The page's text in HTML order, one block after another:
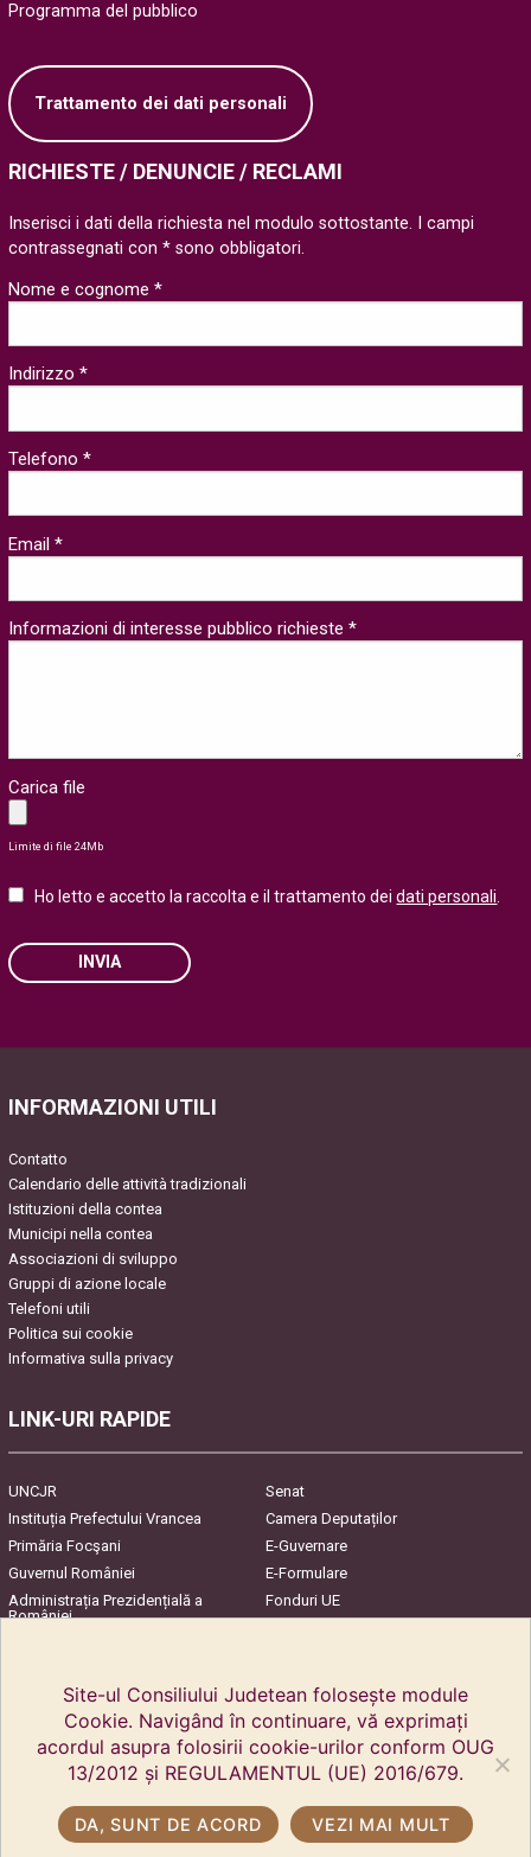
Programma del pubblico
Trattamento dei dati personali
RICHIESTE / DENUNCIE / RECLAMI
Inserisci i dati della richiesta nel modulo sottostante. I campi
contrassegnati con * sono obbligatori.
Nome e cognome *
Indirizzo *
Telefono *
Email *
Informazioni di interesse pubblico richieste *
Carica file
Limite di file 24Mb
Ho letto e accetto la raccolta e il trattamento deidati personali
INVIA
INFORMAZIONI UTILI
Contatto
Calendario delle attività tradizionali
Istituzioni della contea
Municipi nella contea
Associazioni di sviluppo
Gruppi di azione locale
Telefoni utili
Politica sui cookie
Informativa sulla privacy
LINK-URI RAPIDE
UNCJR
Senat
Instituția Prefectului Vrancea
Camera Deputaților
Primăria Focşani
E-Guvernare
Guvernul României
E-Formulare
Administrația Prezidențială a
României
Fonduri UE
Site-ul Consiliului Judetean folosește module
Cookie. Navigând în continuare, vă exprimați
acordul asupra folosirii cookie-urilor conform OUG
13/2012 și REGULAMENTUL (UE) 2016/679.
DA, SUNT DE ACORD VEZI MAI MULT